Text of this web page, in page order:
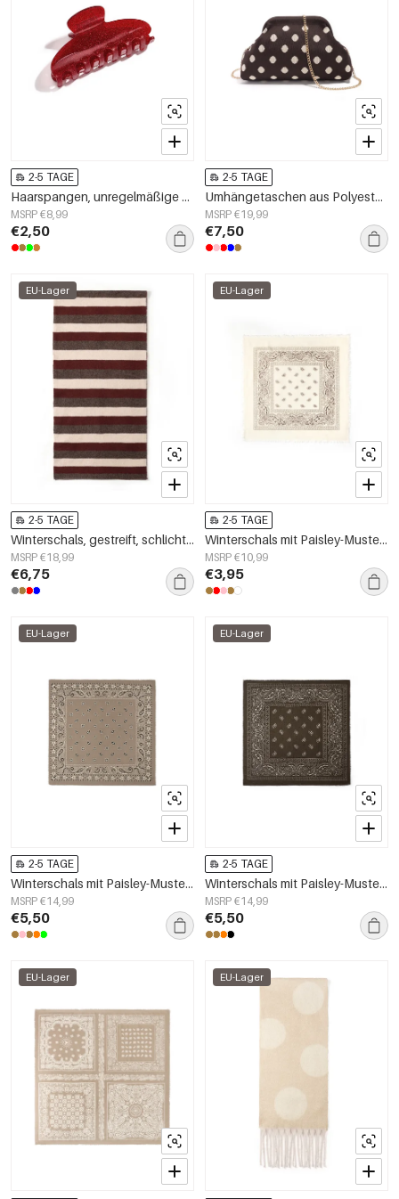
2-5 TAGE
Haarspangen, unregelmäßige Form, Alltags-Imitation aus Acetatfolie, Alltagsaccessoires
MSRP €8,99
€2,50
2-5 TAGE
Umhängetaschen aus Polyester mit Polka-Dots
MSRP €19,99
€7,50
EU-Lager
2-5 TAGE
Winterschals, gestreift, schlicht, aus Polyester, Alltagsaccessoires
MSRP €18,99
€6,75
EU-Lager
2-5 TAGE
Winterschals mit Paisley-Muster, Retro-Acryl, Alltagsaccessoires
MSRP €10,99
€3,95
EU-Lager
2-5 TAGE
Winterschals mit Paisley-Muster, lässig, aus Polyester, Alltagsaccessoires
MSRP €14,99
€5,50
EU-Lager
2-5 TAGE
Winterschals mit Paisley-Muster, klassisch aus Polyester, Alltagsaccessoires
MSRP €14,99
€5,50
EU-Lager EU-Lager